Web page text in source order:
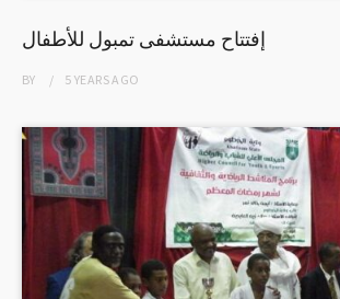
إفتتاح مستشفى تمبول للأطفال
BY 5 YEARSAGO